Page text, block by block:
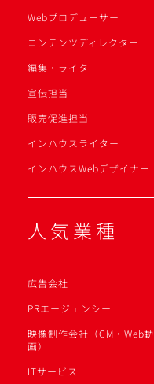
Webプロデューサー
コンテンツディレクター
編集・ライター
宣伝担当
販売促進担当
インハウスライター
インハウスWebデザイナー
人気業種
広告会社
PRエージェンシー
映像制作会社（CM・Web動
画）
ITサービス